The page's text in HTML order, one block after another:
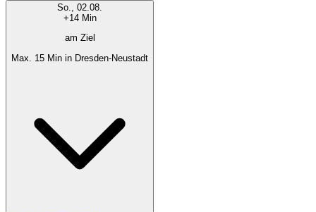
So., 02.08.
+14 Min
am Ziel
Max. 15 Min in Dresden-Neustadt